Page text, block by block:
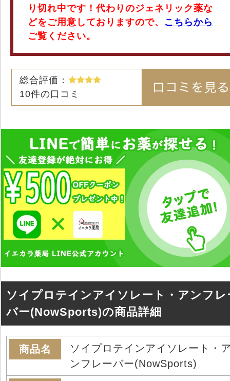
り切れ中です！代わりのジェネリック薬な
どをご用意しておりますので、 こちらから
ご覧ください。
総合評価：
10件の口コミ
ソイプロテインアイソレート・アンフレ
バー(NowSports)の商品詳細
商品名
ソイプロテインアイソレート・
ンフレーバー(NowSports)